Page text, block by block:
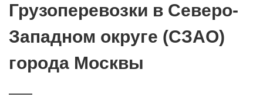
Грузоперевозки в Северо-
Западном округе (СЗАО)
города Москвы